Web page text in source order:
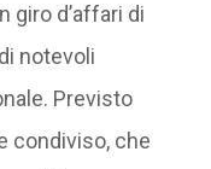
giro d’affari di
notevoli
Previsto
condiviso, che